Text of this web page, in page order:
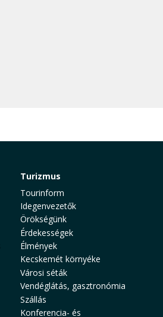
Turizmus
Tourinform
Idegenvezetők
Örökségünk
Érdekességek
Élmények
Kecskemét környéke
Városi séták
Vendéglátás, gasztronómia
Szállás
Konferencia- és